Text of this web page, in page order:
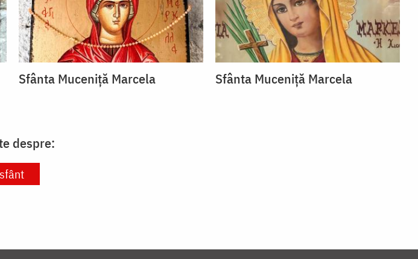
Sfânta Muceniță Marcela Sfânta Muceniță Marcela
despre:
sfânt